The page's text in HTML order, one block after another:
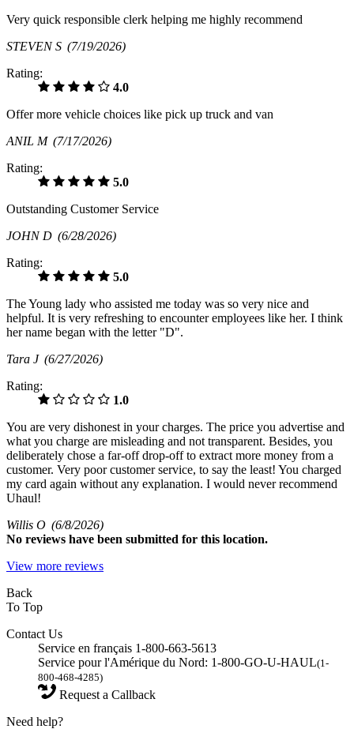
Very quick responsible clerk helping me highly recommend
STEVEN S (7/19/2026)
Rating:
4.0
Offer more vehicle choices like pick up truck and van
ANIL M (7/17/2026)
Rating:
5.0
Outstanding Customer Service
JOHN D (6/28/2026)
Rating:
5.0
The Young lady who assisted me today was so very nice and
helpful. It is very refreshing to encounter employees like her. I think
her name began with the letter "D".
Tara J (6/27/2026)
Rating:
1.0
You are very dishonest in your charges. The price you advertise and
what you charge are misleading and not transparent. Besides, you
deliberately chose a far-off drop-off to extract more money from a
customer. Very poor customer service, to say the least! You charged
my card again without any explanation. I would never recommend
Uhaul!
Willis O (6/8/2026)
No reviews have been submitted for this location.
View more reviews
Back
To Top
Contact Us
Service en français 1-800-663-5613
Service pour l'Amérique du Nord: 1-800-GO-U-HAUL(1-
800-468-4285)
Request a Callback
Need help?